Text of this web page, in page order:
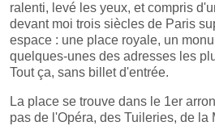
ralenti, levé les yeux, et compris
devant moi trois siècles de Paris
espace : une place royale, un
quelques-unes des adresses les
Tout ça, sans billet d'entrée.
La place se trouve dans le 1er
pas de l'Opéra, des Tuileries, de la